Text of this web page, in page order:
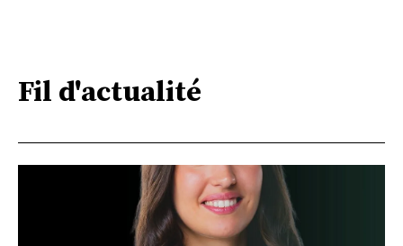
Fil d'actualité